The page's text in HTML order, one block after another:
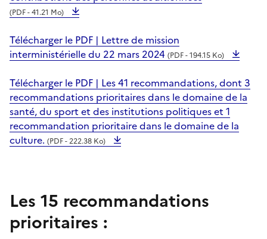
(PDF - 41.21 Mo)
Télécharger le PDF | Lettre de mission
interministérielle du 22 mars 2024 (PDF - 194.15 Ko)
Télécharger le PDF | Les 41 recommandations, dont 3
recommandations prioritaires dans le domaine de la
santé, du sport et des institutions politiques et 1
recommandation prioritaire dans le domaine de la
culture. (PDF - 222.38 Ko)
Les 15 recommandations
prioritaires :